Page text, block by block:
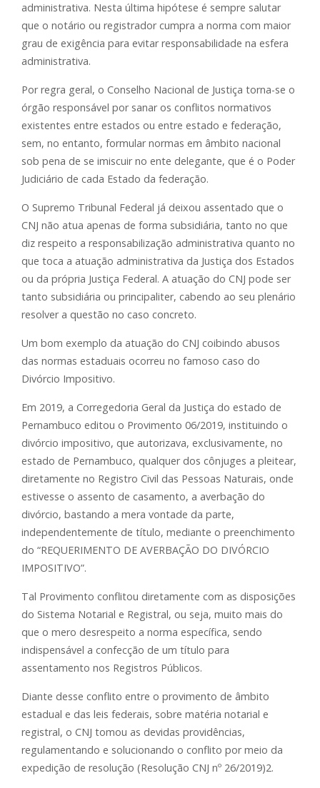
administrativa. Nesta última hipótese é sempre salutar
que o notário ou registrador cumpra a norma com maior
grau de exigência para evitar responsabilidade na esfera
administrativa.
Por regra geral, o Conselho Nacional de Justiça torna-se o
órgão responsável por sanar os conflitos normativos
existentes entre estados ou entre estado e federação,
sem, no entanto, formular normas em âmbito nacional
sob pena de se imiscuir no ente delegante, que é o Poder
Judiciário de cada Estado da federação.
O Supremo Tribunal Federal já deixou assentado que o
CNJ não atua apenas de forma subsidiária, tanto no que
diz respeito a responsabilização administrativa quanto no
que toca a atuação administrativa da Justiça dos Estados
ou da própria Justiça Federal. A atuação do CNJ pode ser
tanto subsidiária ou principaliter, cabendo ao seu plenário
resolver a questão no caso concreto.
Um bom exemplo da atuação do CNJ coibindo abusos
das normas estaduais ocorreu no famoso caso do
Divórcio Impositivo.
Em 2019, a Corregedoria Geral da Justiça do estado de
Pernambuco editou o Provimento 06/2019, instituindo o
divórcio impositivo, que autorizava, exclusivamente, no
estado de Pernambuco, qualquer dos cônjuges a pleitear,
diretamente no Registro Civil das Pessoas Naturais, onde
estivesse o assento de casamento, a averbação do
divórcio, bastando a mera vontade da parte,
independentemente de título, mediante o preenchimento
do “REQUERIMENTO DE AVERBAÇÃO DO DIVÓRCIO
IMPOSITIVO”.
Tal Provimento conflitou diretamente com as disposições
do Sistema Notarial e Registral, ou seja, muito mais do
que o mero desrespeito a norma específica, sendo
indispensável a confecção de um título para
assentamento nos Registros Públicos.
Diante desse conflito entre o provimento de âmbito
estadual e das leis federais, sobre matéria notarial e
registral, o CNJ tomou as devidas providências,
regulamentando e solucionando o conflito por meio da
expedição de resolução (Resolução CNJ nº 26/2019)2.